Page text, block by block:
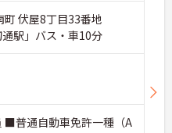
町 伏屋8丁目33番地
駅」バス・車10分
■普通自動車免許一種（A